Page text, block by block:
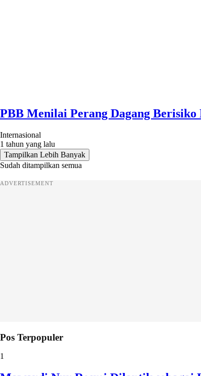
PBB Menilai Perang Dagang
Internasional
1 tahun yang lalu
Tampilkan Lebih Banyak
Sudah ditampilkan semua
ADVERTISEMENT
Pos Terpopuler
1